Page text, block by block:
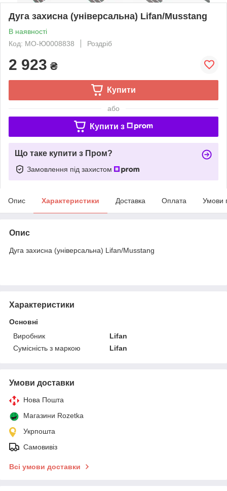
Дуга захисна (універсальна) Lifan/Musstang
В наявності
Код: MO-Ю0008838
Роздріб
2 923 ₴
Купити
або
Купити з
Що таке купити з Пром?
Замовлення під захистом
Опис Характеристики Доставка Оплата Умови
Опис
Дуга захисна (універсальна) Lifan/Musstang
Характеристики
Основні
Виробник
Lifan
Сумісність з маркою
Lifan
Умови доставки
Нова Пошта
Магазини Rozetka
Укрпошта
Самовивіз
Всі умови доставки